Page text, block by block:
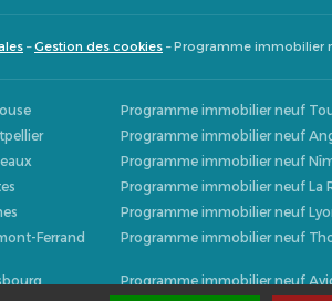
–Gestion des cookies – Programme immobilier
Ferrand
Programme immobilier neuf
Programme immobilier neuf
Programme immobilier neuf
Programme immobilier neuf La
Programme immobilier neuf
Programme immobilier neuf
Programme immobilier neuf